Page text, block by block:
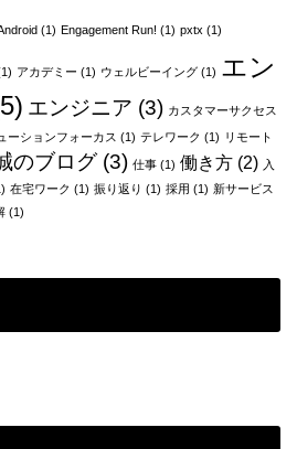
(1) Engagement Run! (1) pxtx (1)
アカデミー (1) ウェルビーイング (1) エン
エンジニア (3) カスタマーサクセス
ーションフォーカス (1) テレワーク (1) リモート
のブログ(3) 仕事 (1) 働き方 (2) 入
在宅ワーク (1) 振り返り (1) 採用 (1) 新サービス
(1)